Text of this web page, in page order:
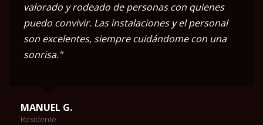
valorado y rodeado de personas con quienes
puedo convivir. Las instalaciones y el personal
son excelentes, siempre cuidándome con una
sonrisa."
MANUEL G.
Residente